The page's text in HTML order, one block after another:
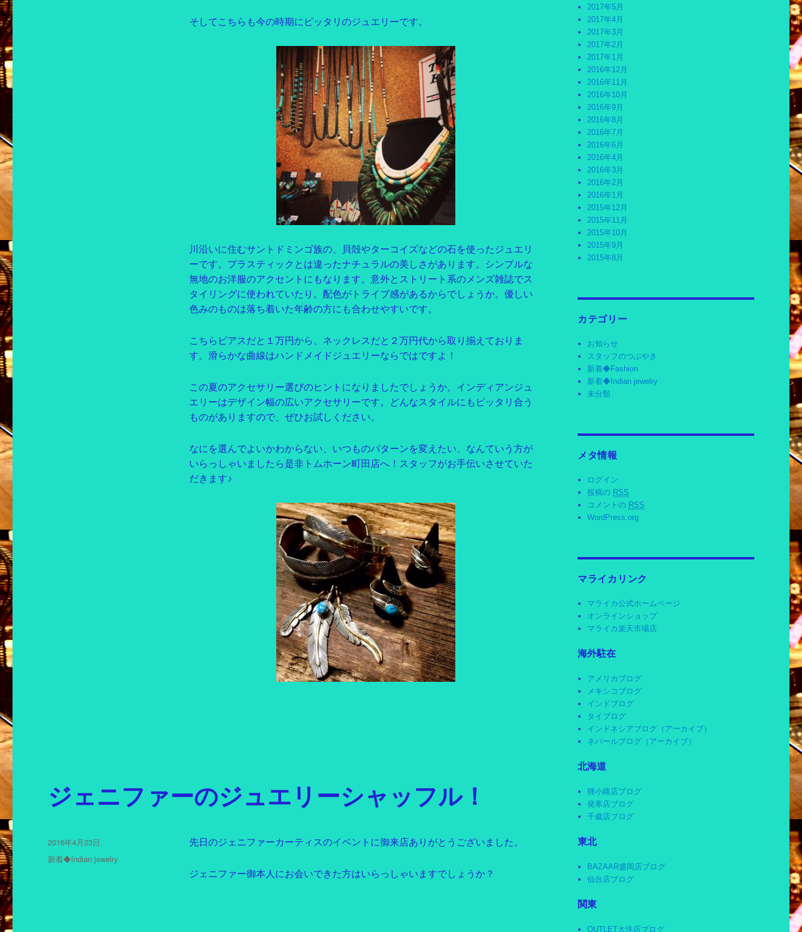
そしてこちらも今の時期にピッタリのジュエリーです。
川沿いに住むサントドミンゴ族の、貝殻やターコイズなどの石を使ったジュエリ
ーです。プラスティックとは違ったナチュラルの美しさがあります。シンプルな
無地のお洋服のアクセントにもなります。意外とストリート系のメンズ雑誌でス
タイリングに使われていたり。配色がトライブ感があるからでしょうか。優しい
色みのものは落ち着いた年齢の方にも合わせやすいです。
こちらピアスだと１万円から、ネックレスだと２万円代から取り揃えておりま
す。滑らかな曲線はハンドメイドジュエリーならではですよ！
この夏のアクセサリー選びのヒントになりましたでしょうか。インディアンジュ
エリーはデザイン幅の広いアクセサリーです。どんなスタイルにもピッタリ合う
ものがありますので、ぜひお試しください。
なにを選んでよいかわからない、いつものパターンを変えたい、なんていう方が
いらっしゃいましたら是非トムホーン町田店へ！スタッフがお手伝いさせていた
だきます♪
ジェニファーのジュエリーシャッフル！
先日のジェニファーカーティスのイベントに御来店ありがとうございました。
ジェニファー御本人にお会いできた方はいらっしゃいますでしょうか？
投
稿
日:
2016年4月23日
カ
新着◆Indian jewelry
2017年5月
2017年4月
2017年3月
2017年2月
2017年1月
2016年12月
2016年11月
2016年10月
2016年9月
2016年8月
2016年7月
2016年6月
2016年4月
2016年3月
2016年2月
2016年1月
2015年12月
2015年11月
2015年10月
2015年9月
2015年8月
カテゴリー
お知らせ
スタッフのつぶやき
新着◆Fashion
新着◆Indian jewelry
未分類
メタ情報
ログイン
投稿の RSS
コメントの RSS
WordPress.org
マライカリンク
マライカ公式ホームページ
オンラインショップ
マライカ楽天市場店
海外駐在
アメリカブログ
メキシコブログ
インドブログ
タイブログ
インドネシアブログ（アーカイブ）
ネパールブログ（アーカイブ）
北海道
狸小路店ブログ
発寒店ブログ
千歳店ブログ
東北
BAZAAR盛岡店ブログ
仙台店ブログ
関東
OUTLET大洗店ブログ